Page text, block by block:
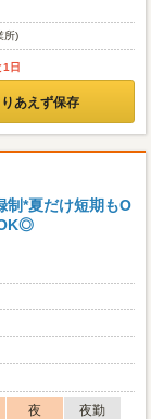
所)
1日
りあえず保存
制*夏だけ短期もO
夜
夜勤